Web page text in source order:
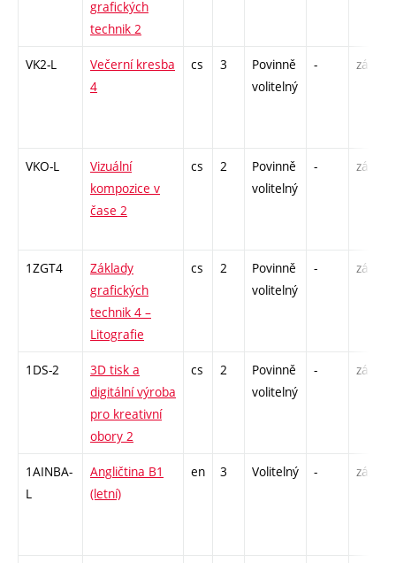
grafických
technik 2
VK2-L
Večerní kresba
4
cs 3
Povinně
volitelný
- zá,zk
VKO-L
Vizuální
kompozice v
čase 2
cs 2
Povinně
volitelný
- zá
1ZGT4
Základy
grafických
technik 4 –
Litografie
cs 2
Povinně
volitelný
- zá
1DS-2
3D tisk a
digitální výroba
pro kreativní
obory 2
cs 2
Povinně
volitelný
- zá
1AINBA-
L
Angličtina B1
(letní)
en 3 Volitelný - zá,zk